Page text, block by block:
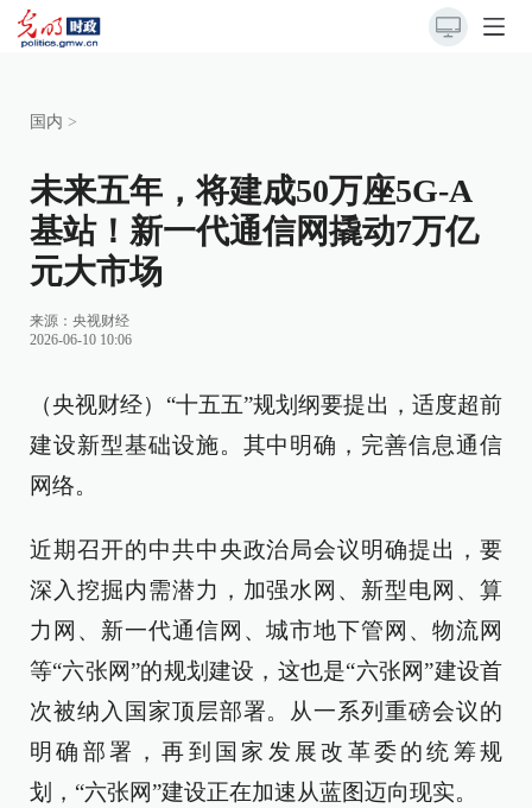
国内 >
未来五年，将建成50万座5G-A
基站！新一代通信网撬动7万亿
元大市场
来源： 央视财经
2026-06-10 10:06
（央视财经）“十五五”规划纲要提出，适度超前
建设新型基础设施。其中明确，完善信息通信
网络。
近期召开的中共中央政治局会议明确提出，要
深入挖掘内需潜力，加强水网、新型电网、算
力网、新一代通信网、城市地下管网、物流网
等“六张网”的规划建设，这也是“六张网”建设首
次被纳入国家顶层部署。从一系列重磅会议的
明确部署，再到国家发展改革委的统筹规
划，“六张网”建设正在加速从蓝图迈向现实。